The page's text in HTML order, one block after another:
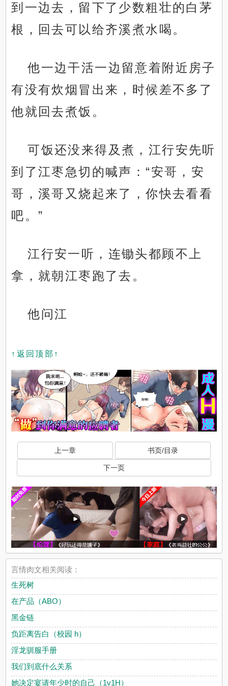
到一边去，留下了少数粗壮的白茅
根，回去可以给齐溪煮水喝。
他一边干活一边留意着附近房子
有没有炊烟冒出来，时候差不多了
他就回去煮饭。
可饭还没来得及煮，江行安先听
到了江枣急切的喊声：“安哥，安
哥，溪哥又烧起来了，你快去看看
吧。”
江行安一听，连锄头都顾不上
拿，就朝江枣跑了去。
他问江
↑返回顶部↑
上一章 书页/目录
下一页
言情肉文相关阅读：
生死树
在产品（ABO）
黑金链
负距离告白（校园 h）
淫龙驯服手册
我们到底什么关系
她决定宴请年少时的自己（1v1H）